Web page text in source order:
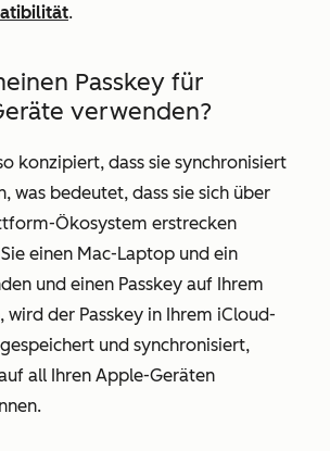
.
Passkey für
verwenden?
konzipiert, dass sie synchronisiert
was bedeutet, dass sie sich über
Ökosystem erstrecken
einen Mac-Laptop und ein
und einen Passkey auf Ihrem
wird der Passkey in Ihrem iCloud-
und synchronisiert,
all Ihren Apple-Geräten